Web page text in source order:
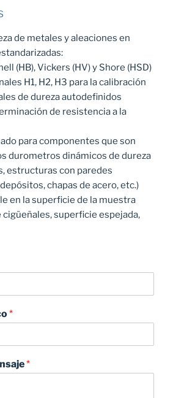
de metales y aleaciones en
(HB), Vickers (HV) y Shore (HSD)
H1, H2, H3 para la calibración
de dureza autodefinidos
de resistencia a la
para componentes que son
durometros dinámicos de dureza
estructuras con paredes
chapas de acero, etc.)
en la superficie de la muestra
cigüeñales, superficie espejada,
*
*